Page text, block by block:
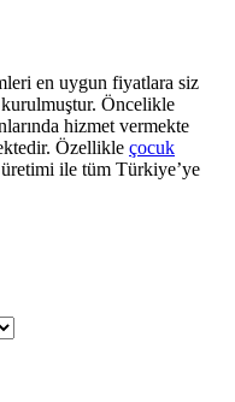
en uygun fiyatlara siz
Öncelikle
hizmet vermekte
Özellikle çocuk
üretimi ile tüm Türkiye’ye